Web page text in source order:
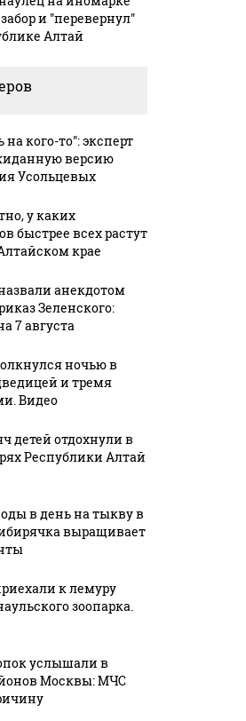
не
чего
нам?
ажиотаж из-за этого
продукта: что купить?
и "перевернул"
Алтай
кого-то": эксперт
версию
Усольцевых
у каких
быстрее всех растут
крае
анекдотом
Зеленского:
7 августа
ночью в
и тремя
Видео
детей отдохнули в
Республики Алтай
в день на тыкву в
выращивает
к лемуру
зоопарка.
услышали в
Москвы: МЧС